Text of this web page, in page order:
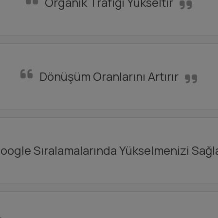
Dönüşüm Oranlarını Artırır
Sıralamalarında Yükselmenizi